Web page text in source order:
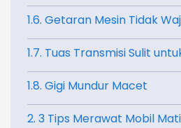
1.6. Getaran Mesin Tidak
1.7. Tuas Transmisi Sulit
1.8. Gigi Mundur Macet
2. 3 Tips Merawat Mobil